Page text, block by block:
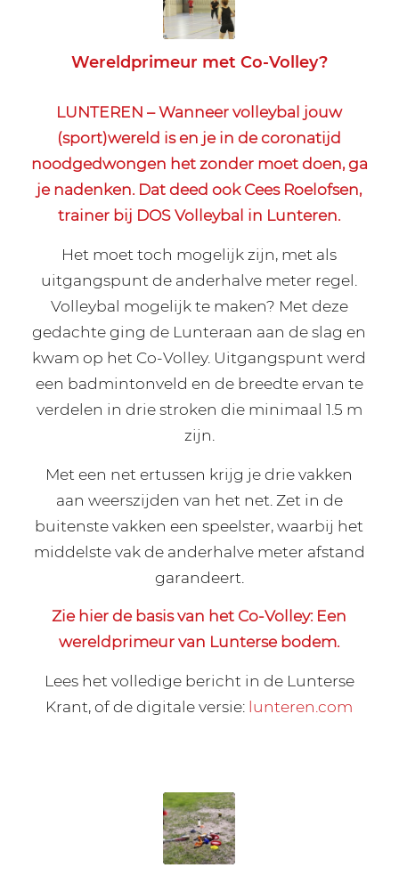
Wereldprimeur met Co-Volley?
LUNTEREN – Wanneer volleybal jouw
(sport)wereld is en je in de coronatijd
noodgedwongen het zonder moet doen, ga
je nadenken. Dat deed ook Cees Roelofsen,
trainer bij DOS Volleybal in Lunteren.
Het moet toch mogelijk zijn, met als
uitgangspunt de anderhalve meter regel.
Volleybal mogelijk te maken? Met deze
gedachte ging de Lunteraan aan de slag en
kwam op het Co-Volley. Uitgangspunt werd
een badmintonveld en de breedte ervan te
verdelen in drie stroken die minimaal 1.5 m
zijn.
Met een net ertussen krijg je drie vakken
aan weerszijden van het net. Zet in de
buitenste vakken een speelster, waarbij het
middelste vak de anderhalve meter afstand
garandeert.
Zie hier de basis van het Co-Volley: Een
wereldprimeur van Lunterse bodem.
Lees het volledige bericht in de Lunterse
Krant, of de digitale versie: lunteren.com